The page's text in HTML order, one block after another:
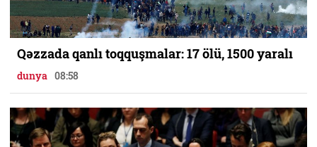
Qəzzada qanlı toqquşmalar: 17 ölü, 1500 yaralı
dunya 08:58